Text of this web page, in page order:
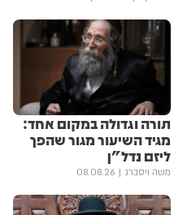
תורה וגדולה במקום אחד:
מגיד השיעור מגור שהפך
ליזם נדל"ן
משה ויסברג 08.08.26